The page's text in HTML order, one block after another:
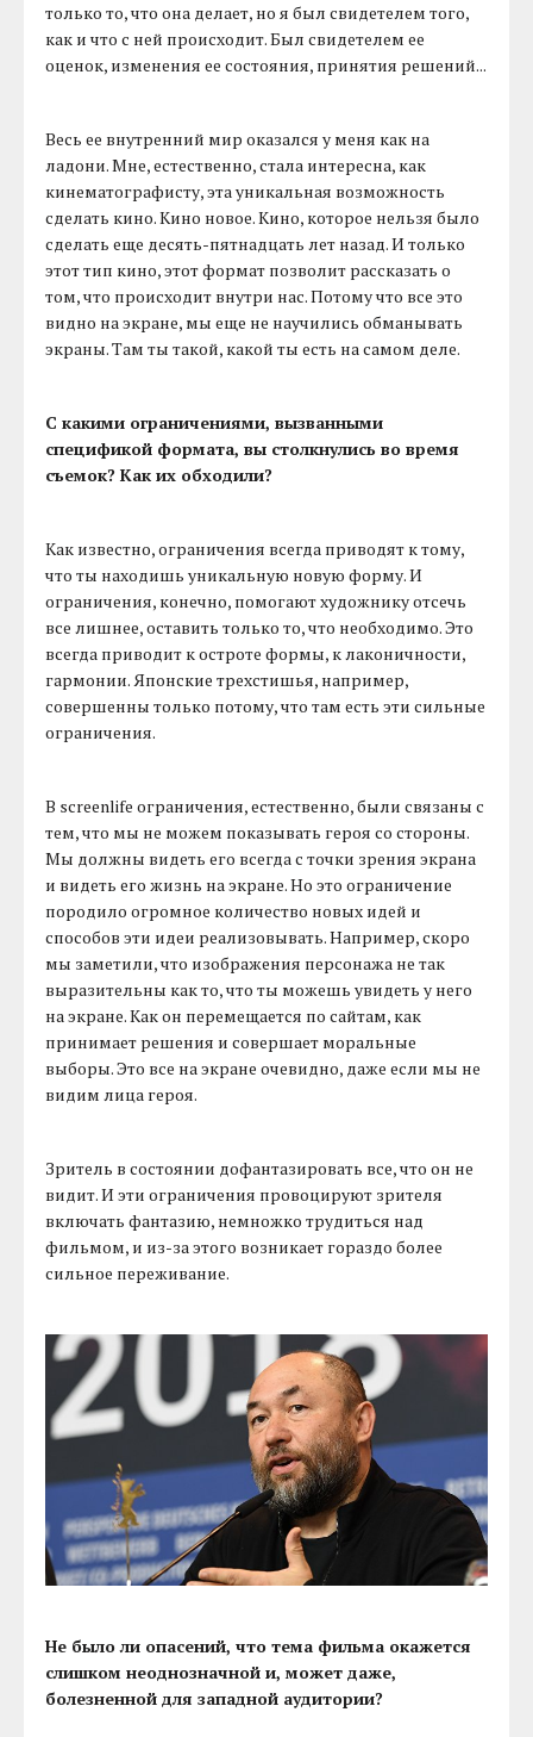
только то, что она делает, но я был свидетелем того,
как и что с ней происходит. Был свидетелем ее
оценок, изменения ее состояния, принятия решений...
Весь ее внутренний мир оказался у меня как на
ладони. Мне, естественно, стала интересна, как
кинематографисту, эта уникальная возможность
сделать кино. Кино новое. Кино, которое нельзя было
сделать еще десять-пятнадцать лет назад. И только
этот тип кино, этот формат позволит рассказать о
том, что происходит внутри нас. Потому что все это
видно на экране, мы еще не научились обманывать
экраны. Там ты такой, какой ты есть на самом деле.
С какими ограничениями, вызванными
спецификой формата, вы столкнулись во время
съемок? Как их обходили?
Как известно, ограничения всегда приводят к тому,
что ты находишь уникальную новую форму. И
ограничения, конечно, помогают художнику отсечь
все лишнее, оставить только то, что необходимо. Это
всегда приводит к остроте формы, к лаконичности,
гармонии. Японские трехстишья, например,
совершенны только потому, что там есть эти сильные
ограничения.
В screenlife ограничения, естественно, были связаны с
тем, что мы не можем показывать героя со стороны.
Мы должны видеть его всегда с точки зрения экрана
и видеть его жизнь на экране. Но это ограничение
породило огромное количество новых идей и
способов эти идеи реализовывать. Например, скоро
мы заметили, что изображения персонажа не так
выразительны как то, что ты можешь увидеть у него
на экране. Как он перемещается по сайтам, как
принимает решения и совершает моральные
выборы. Это все на экране очевидно, даже если мы не
видим лица героя.
Зритель в состоянии дофантазировать все, что он не
видит. И эти ограничения провоцируют зрителя
включать фантазию, немножко трудиться над
фильмом, и из-за этого возникает гораздо более
сильное переживание.
Не было ли опасений, что тема фильма окажется
слишком неоднозначной и, может даже,
болезненной для западной аудитории?